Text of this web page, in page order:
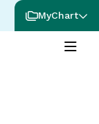
MyChart